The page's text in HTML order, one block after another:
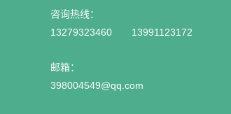
咨询热线：
13279323460 13991123172
邮箱：
398004549@qq.com